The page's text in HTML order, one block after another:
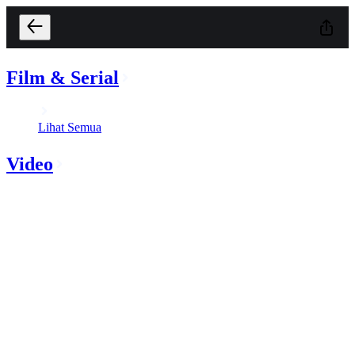
Film & Serial
Lihat Semua
Video